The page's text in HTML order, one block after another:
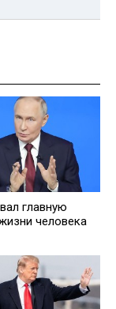
главную
человека